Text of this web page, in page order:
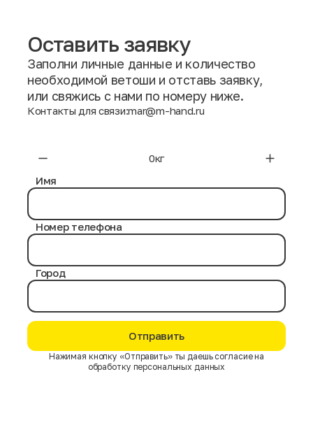
Оставить заявку
Заполни личные данные и количество
необходимой ветоши и отставь заявку,
или свяжись с нами по номеру ниже.
Контакты для связи:mar@m-hand.ru
Имя
Номер телефона
Город
Отправить
Нажимая кнопку «Отправить» ты даешь согласие на
обработку персональных данных